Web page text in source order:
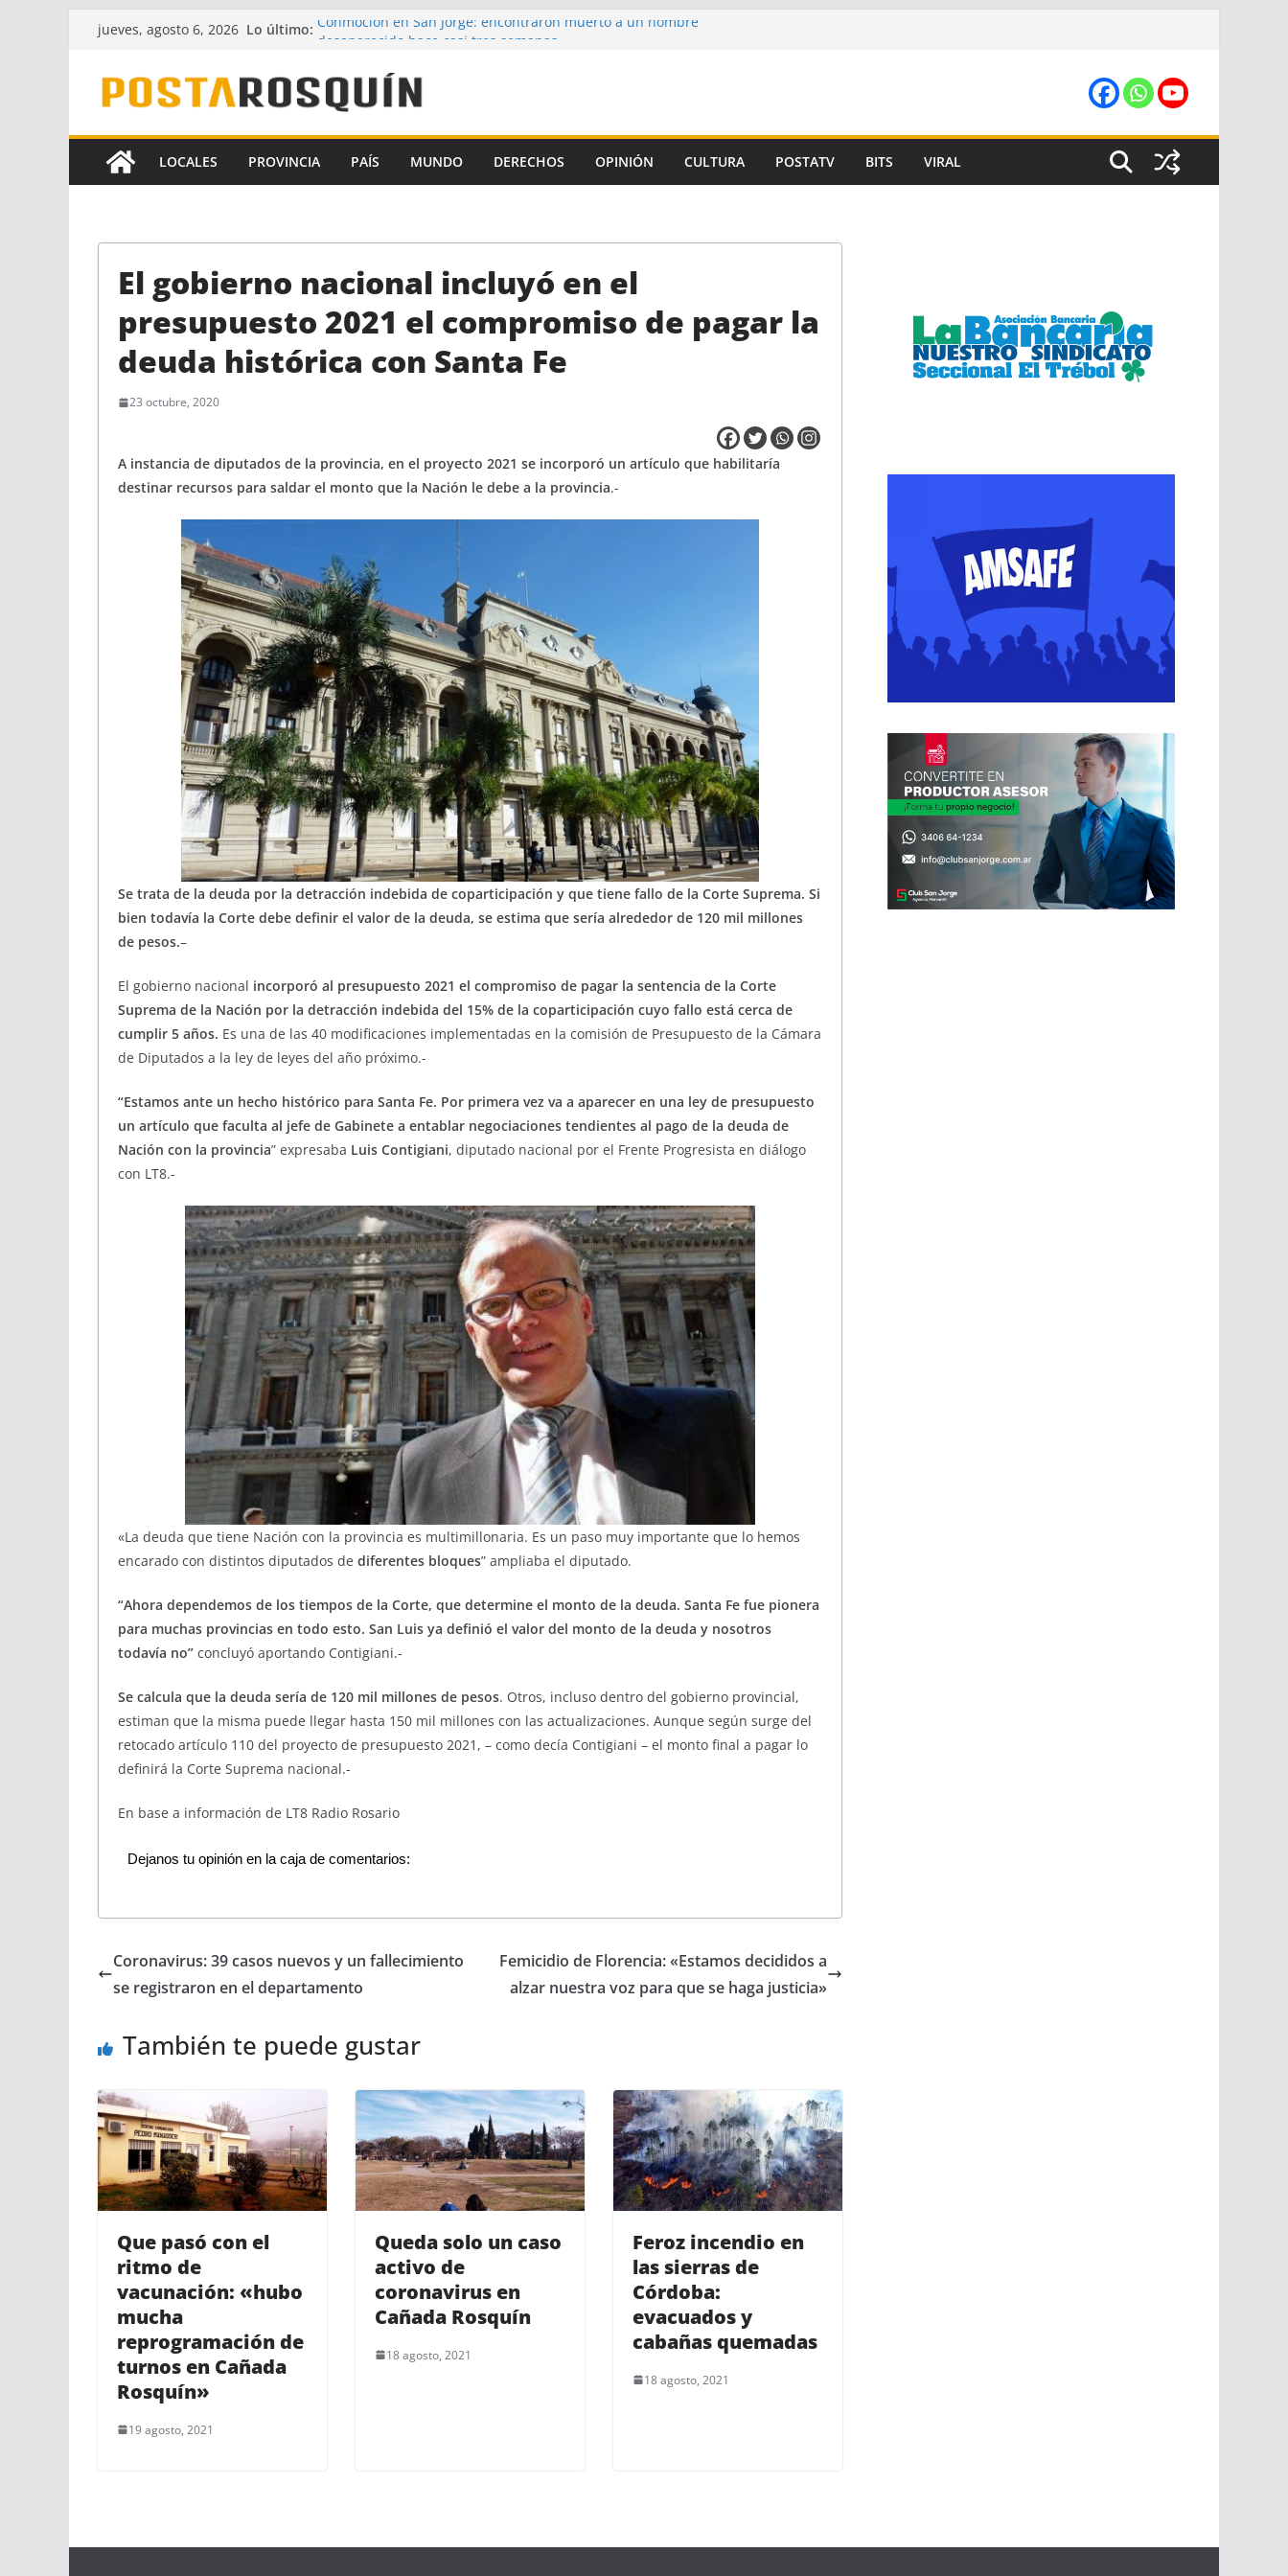
Saltar
contenido
jueves, agosto 6, 2026 Lo último: Conmoción en San Jorge: encontraron muerto a un hombre
Crece la hipótesis de un autor intelectual en el crimen de
Florencia Gómez
la Ley de Financiamiento Universitario
Identificaron a un preso de Santa Fe como uno de los
coautores del femicidio de Florencia Gómez
LOCALES PROVINCIA PAÍS MUNDO DERECHOS OPINIÓN CULTURA POSTATV BITS VIRAL
El gobierno nacional incluyó en el
presupuesto 2021 el compromiso de pagar la
deuda histórica con Santa Fe
23 octubre, 2020
A instancia de diputados de la provincia, en el proyecto 2021 se incorporó un artículo que habilitaría
destinar recursos para saldar el monto que la Nación le debe a la provincia.-
Se trata de la deuda por la detracción indebida de coparticipación y que tiene fallo de la Corte Suprema. Si
bien todavía la Corte debe definir el valor de la deuda, se estima que sería alrededor de 120 mil millones
de pesos.–
El gobierno nacional incorporó al presupuesto 2021 el compromiso de pagar la sentencia de la Corte
Suprema de la Nación por la detracción indebida del 15% de la coparticipación cuyo fallo está cerca de
cumplir 5 años. Es una de las 40 modificaciones implementadas en la comisión de Presupuesto de la Cámara
de Diputados a la ley de leyes del año próximo.-
“Estamos ante un hecho histórico para Santa Fe. Por primera vez va a aparecer en una ley de presupuesto
un artículo que faculta al jefe de Gabinete a entablar negociaciones tendientes al pago de la deuda de
Nación con la provincia” expresaba Luis Contigiani, diputado nacional por el Frente Progresista en diálogo
con LT8.-
«La deuda que tiene Nación con la provincia es multimillonaria. Es un paso muy importante que lo hemos
encarado con distintos diputados de diferentes bloques” ampliaba el diputado.
“Ahora dependemos de los tiempos de la Corte, que determine el monto de la deuda. Santa Fe fue pionera
para muchas provincias en todo esto. San Luis ya definió el valor del monto de la deuda y nosotros
todavía no” concluyó aportando Contigiani.-
Se calcula que la deuda sería de 120 mil millones de pesos. Otros, incluso dentro del gobierno provincial,
estiman que la misma puede llegar hasta 150 mil millones con las actualizaciones. Aunque según surge del
retocado artículo 110 del proyecto de presupuesto 2021, – como decía Contigiani – el monto final a pagar lo
definirá la Corte Suprema nacional.-
En base a información de LT8 Radio Rosario
Dejanos tu opinión en la caja de comentarios:
Coronavirus: 39 casos nuevos y un fallecimiento
se registraron en el departamento
Femicidio de Florencia: «Estamos decididos a
alzar nuestra voz para que se haga justicia»
También te puede gustar
Que pasó con el
ritmo de
vacunación: «hubo
mucha
reprogramación de
turnos en Cañada
Rosquín»
19 agosto, 2021
Queda solo un caso
activo de
coronavirus en
Cañada Rosquín
18 agosto, 2021
Feroz incendio en
las sierras de
Córdoba:
evacuados y
cabañas quemadas
18 agosto, 2021